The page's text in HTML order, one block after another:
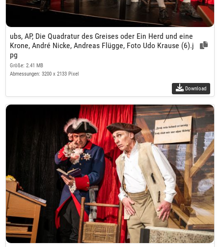
ubs, AP, Die Quadratur des Greises oder Ein Herd und eine
Krone, André Nicke, Andreas Flügge, Foto Udo Krause (6).j
pg
Größe: 2.41 MB
Abmessungen: 3200 x 2133 Pixel
Download